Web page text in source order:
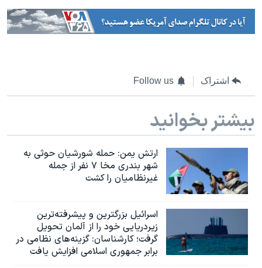
اشتراک Follow us
بیشتر بخوانید
ارتش یمن: حمله شورشیان حوثی به
شهر بندری مخا ۷ نفر از جمله
غیرنظامیان را کشت
اسرائيل بزرگترین و پیشرفته‌ترین
زیردریایی خود را از آلمان تحویل
گرفت؛ کارشناسان: گزینه‌های نظامی در
برابر جمهوری اسلامی افزایش یافت